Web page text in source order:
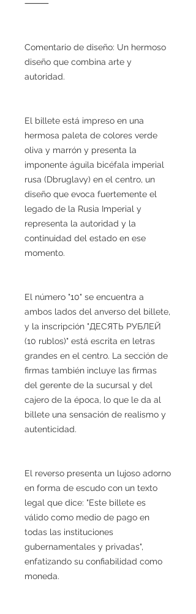
⸻
Comentario de diseño: Un hermoso
diseño que combina arte y
autoridad.
El billete está impreso en una
hermosa paleta de colores verde
oliva y marrón y presenta la
imponente águila bicéfala imperial
rusa (Dbruglavy) en el centro, un
diseño que evoca fuertemente el
legado de la Rusia Imperial y
representa la autoridad y la
continuidad del estado en ese
momento.
El número "10" se encuentra a
ambos lados del anverso del billete,
y la inscripción "ДЕСЯТЬ РУБЛЕЙ
(10 rublos)" está escrita en letras
grandes en el centro. La sección de
firmas también incluye las firmas
del gerente de la sucursal y del
cajero de la época, lo que le da al
billete una sensación de realismo y
autenticidad.
El reverso presenta un lujoso adorno
en forma de escudo con un texto
legal que dice: "Este billete es
válido como medio de pago en
todas las instituciones
gubernamentales y privadas",
enfatizando su confiabilidad como
moneda.